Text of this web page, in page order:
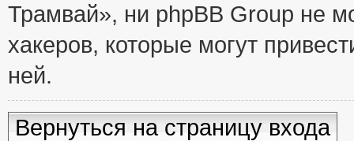
Трамвай», ни phpBB Group не
хакеров, которые могут
ней.
Вернуться на страницу входа